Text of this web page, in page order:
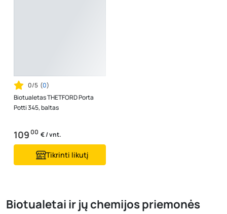
0/5 (0)
Biotualetas THETFORD Porta
Potti 345, baltas
10900 € / vnt.
Tikrinti likutį
Biotualetai ir jų chemijos priemonės